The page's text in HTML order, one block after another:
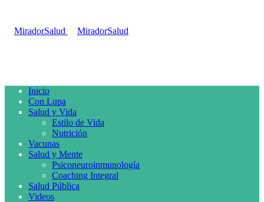
Inicio
Con Lupa
Salud y Vida
Estilo de Vida
Nutrición
Vacunas
Salud y Mente
Psiconeuroinmunología
Coaching Integral
Salud Pública
Videos